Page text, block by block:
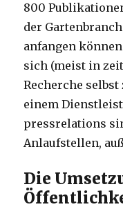
800
der
anfangen
sich (meist in
Recherche
einem
pressrelations
Anlaufstellen,
Die